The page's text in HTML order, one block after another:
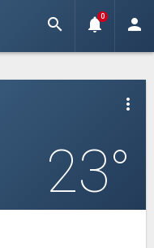
search notifications
0 person
more_vert
23°